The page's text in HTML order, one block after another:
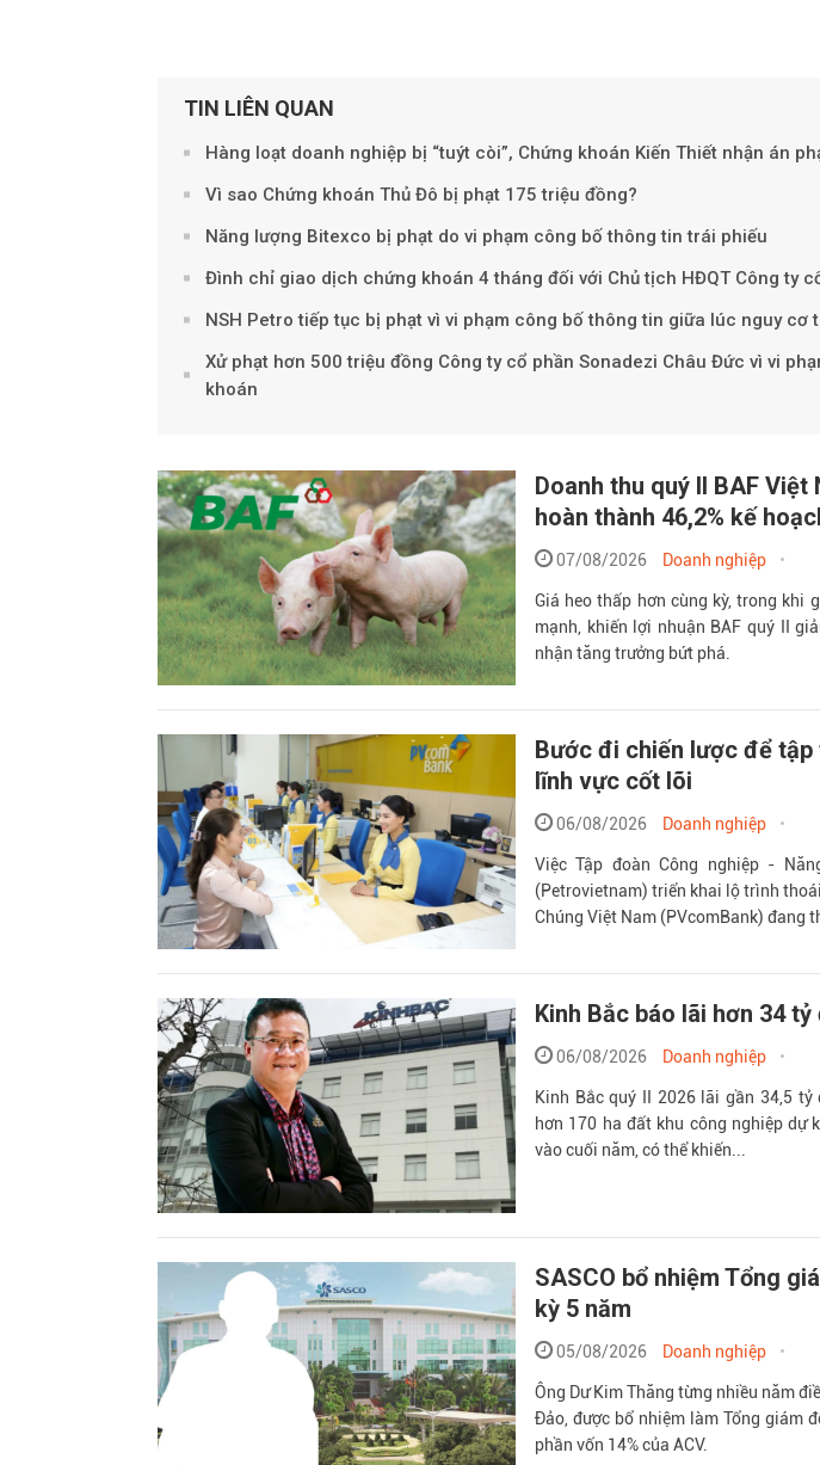
TIN LIÊN QUAN
Hàng loạt doanh nghiệp bị “tuýt còi”, Chứng khoán Kiến Thiết nhận án
Vì sao Chứng khoán Thủ Đô bị phạt 175 triệu đồng?
Năng lượng Bitexco bị phạt do vi phạm công bố thông tin trái phiếu
Đình chỉ giao dịch chứng khoán 4 tháng đối với Chủ tịch HĐQT Công ty
NSH Petro tiếp tục bị phạt vì vi phạm công bố thông tin giữa lúc nguy cơ
Xử phạt hơn 500 triệu đồng Công ty cổ phần Sonadezi Châu Đức vì vi
khoán
Doanh thu quý II BAF Việt
hoàn thành 46,2% kế
07/08/2026 Doanh nghiệp
Giá heo thấp hơn cùng kỳ, trong khi
mạnh, khiến lợi nhuận BAF quý II
nhận tăng trưởng bứt phá.
Bước đi chiến lược để
lĩnh vực cốt lõi
06/08/2026 Doanh nghiệp
Việc Tập đoàn Công nghiệp -
(Petrovietnam) triển khai lộ trình
Chúng Việt Nam (PVcomBank) đang
Kinh Bắc báo lãi hơn 34
06/08/2026 Doanh nghiệp
Kinh Bắc quý II 2026 lãi gần 34,5 tỷ
hơn 170 ha đất khu công nghiệp dự
vào cuối năm, có thể khiến...
SASCO bổ nhiệm Tổng
kỳ 5 năm
05/08/2026 Doanh nghiệp
Ông Dư Kim Thăng từng nhiều năm
Đảo, được bổ nhiệm làm Tổng giám
phần vốn 14% của ACV.